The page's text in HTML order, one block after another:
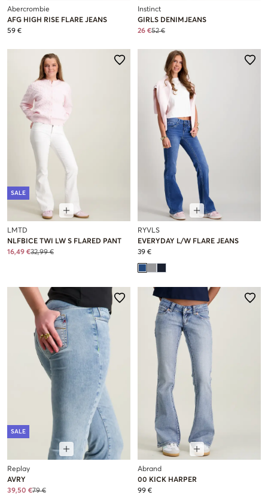
Abercrombie
AFG HIGH RISE FLARE JEANS
59 €
Instinct
GIRLS DENIMJEANS
26 €52 €
SALE
LMTD
NLFBICE TWI LW S FLARED PANT
16,49 €32,99 €
RYVLS
EVERYDAY L/W FLARE JEANS
39 €
SALE
Replay
AVRY
39,50 €79 €
Abrand
00 KICK HARPER
99 €